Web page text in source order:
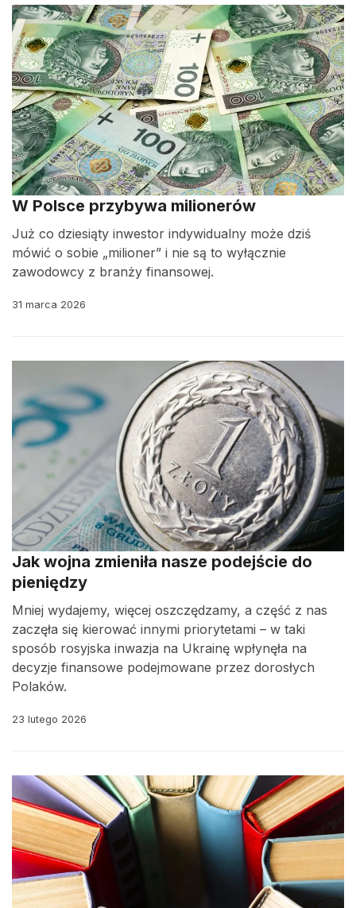
W Polsce przybywa milionerów
Już co dziesiąty inwestor indywidualny może dziś
mówić o sobie „milioner” i nie są to wyłącznie
zawodowcy z branży finansowej.
31 marca 2026
Jak wojna zmieniła nasze podejście do
pieniędzy
Mniej wydajemy, więcej oszczędzamy, a część z nas
zaczęła się kierować innymi priorytetami – w taki
sposób rosyjska inwazja na Ukrainę wpłynęła na
decyzje finansowe podejmowane przez dorosłych
Polaków.
23 lutego 2026